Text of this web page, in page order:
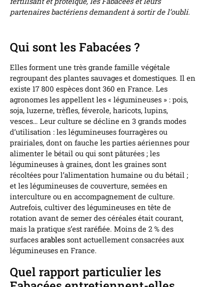
partenaires bactériens demandent à sortir de l’oubli.
Qui sont les Fabacées ?
Elles forment une très grande famille végétale
regroupant des plantes sauvages et domestiques. Il en
existe 17 800 espèces dont 360 en France. Les
agronomes les appellent les « légumineuses » : pois,
soja, luzerne, trèfles, féverole, haricots, lupins,
vesces… Leur culture se décline en 3 grands modes
d’utilisation : les légumineuses fourragères ou
prairiales, dont on fauche les parties aériennes pour
alimenter le bétail ou qui sont pâturées ; les
légumineuses à graines, dont les graines sont
récoltées pour l’alimentation humaine ou du bétail ;
et les légumineuses de couverture, semées en
interculture ou en accompagnement de culture.
Autrefois, cultiver des légumineuses en tête de
rotation avant de semer des céréales était courant,
mais la pratique s’est raréfiée. Moins de 2 % des
surfaces arables sont actuellement consacrées aux
légumineuses en France.
Quel rapport particulier les